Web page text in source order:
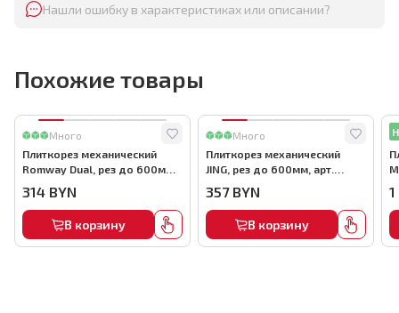
Нашли ошибку в характеристиках или описании?
Похожие товары
Много
Плиткорез механический
Romway Dual, рез до 600мм,
314 BYN
В корзину
Много
Плиткорез механический
JING, рез до 600мм, арт.
357 BYN
В корзину